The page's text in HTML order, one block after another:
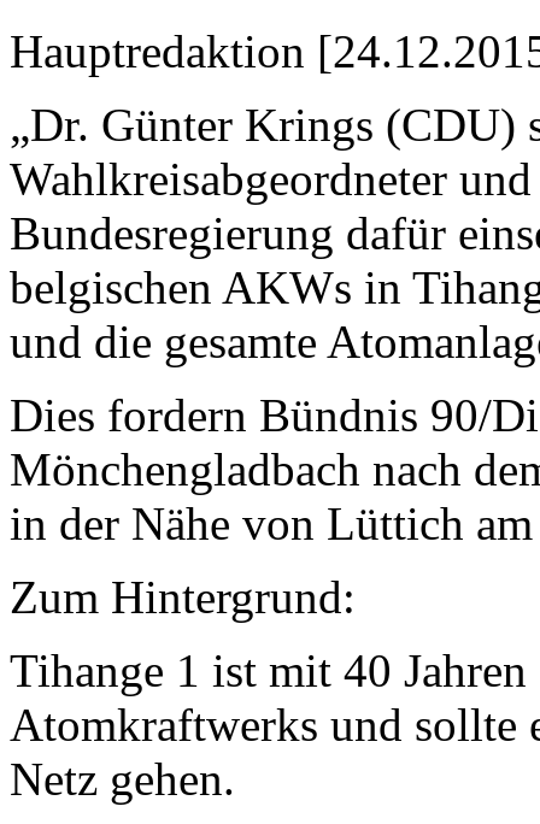
Hauptredaktion
„Dr. Günter Krings (CDU)
Wahlkreisabgeordneter
Bundesregierung dafür
belgischen AKWs in
und die gesamte
Dies fordern Bündnis 90/
Mönchengladbach nach
in der Nähe von Lüttich
Zum Hintergrund:
Tihange 1 ist mit 40
Atomkraftwerks und sollte
Netz gehen.